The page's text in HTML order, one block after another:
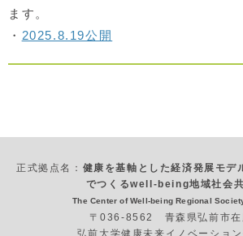
ます。
・ 2025.8.19公開
正式拠点名： 健康を基軸とした経済発展モデ
でつくるwell-being地域社会
The Center of Well-being Regional
〒036-8562 青森県弘前市在
弘前大学健康未来イノベーショ